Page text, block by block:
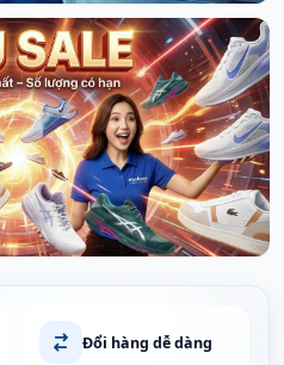
Đổi hàng dễ dàng